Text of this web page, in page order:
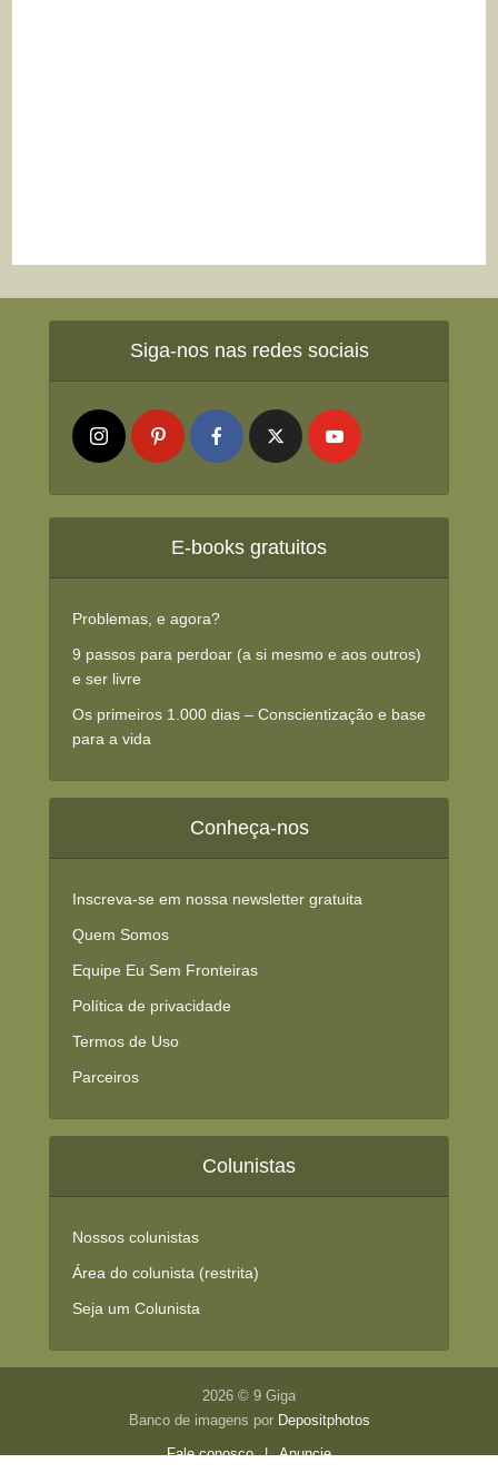
Siga-nos nas redes sociais
E-books gratuitos
Problemas, e agora?
9 passos para perdoar (a si mesmo e aos outros)
e ser livre
Os primeiros 1.000 dias – Conscientização e base
para a vida
Conheça-nos
Inscreva-se em nossa newsletter gratuita
Quem Somos
Equipe Eu Sem Fronteiras
Política de privacidade
Termos de Uso
Parceiros
Colunistas
Nossos colunistas
Área do colunista (restrita)
Seja um Colunista
2026 © 9 Giga
Banco de imagens por Depositphotos
Fale conosco
| Anuncie